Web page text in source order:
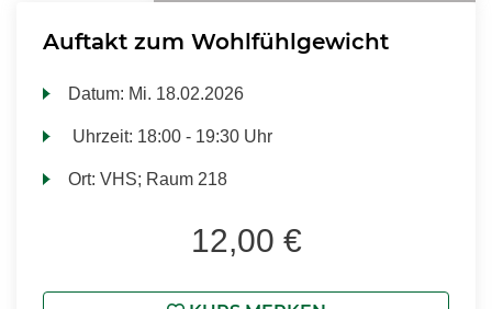
Auftakt zum Wohlfühlgewicht
Datum: Mi. 18.02.2026
Uhrzeit: 18:00 - 19:30 Uhr
Ort:VHS; Raum 218
12,00 €